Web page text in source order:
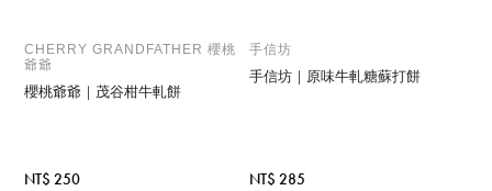
CHERRY GRANDFATHER 櫻桃
爺爺
櫻桃爺爺｜茂谷柑牛軋餅
NT$ 250
手信坊
手信坊｜原味牛軋糖蘇打餅
NT$ 285